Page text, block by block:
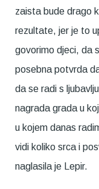
zaista bude drago
rezultate, jer je to
govorimo djeci, da
posebna potvrda
da se radi s
nagrada grada u
u kojem danas
vidi koliko srca i
naglasila je Lepir.